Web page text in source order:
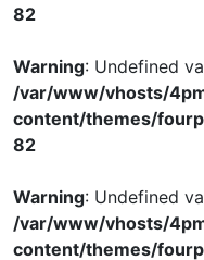
82
Warning: Undefined
/var/www/vhosts/
content/themes/
82
Warning: Undefined
/var/www/vhosts/
content/themes/